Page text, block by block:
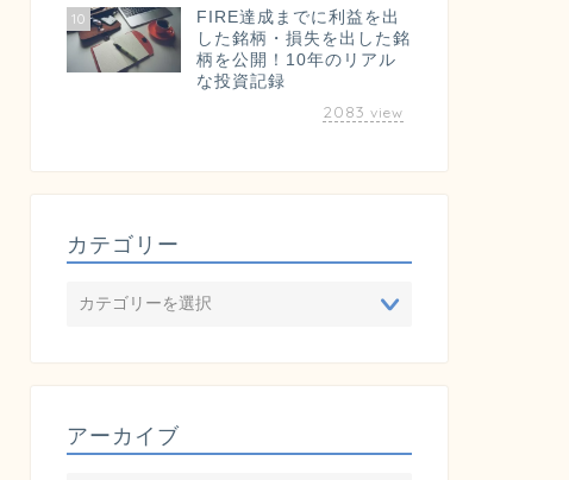
10
FIRE達成までに利益を出
した銘柄・損失を出した銘
柄を公開！10年のリアル
な投資記録
2083 view
カテゴリー
アーカイブ